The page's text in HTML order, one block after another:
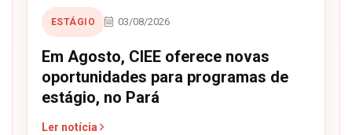
ESTÁGIO 03/08/2026
Em Agosto, CIEE oferece novas
oportunidades para programas de
estágio, no Pará
Ler notícia